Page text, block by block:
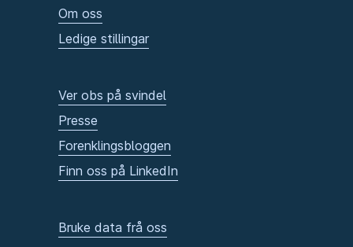
Om oss
Ledige stillingar
Ver obs på svindel
Presse
Forenklingsbloggen
Finn oss på LinkedIn
Bruke data frå oss